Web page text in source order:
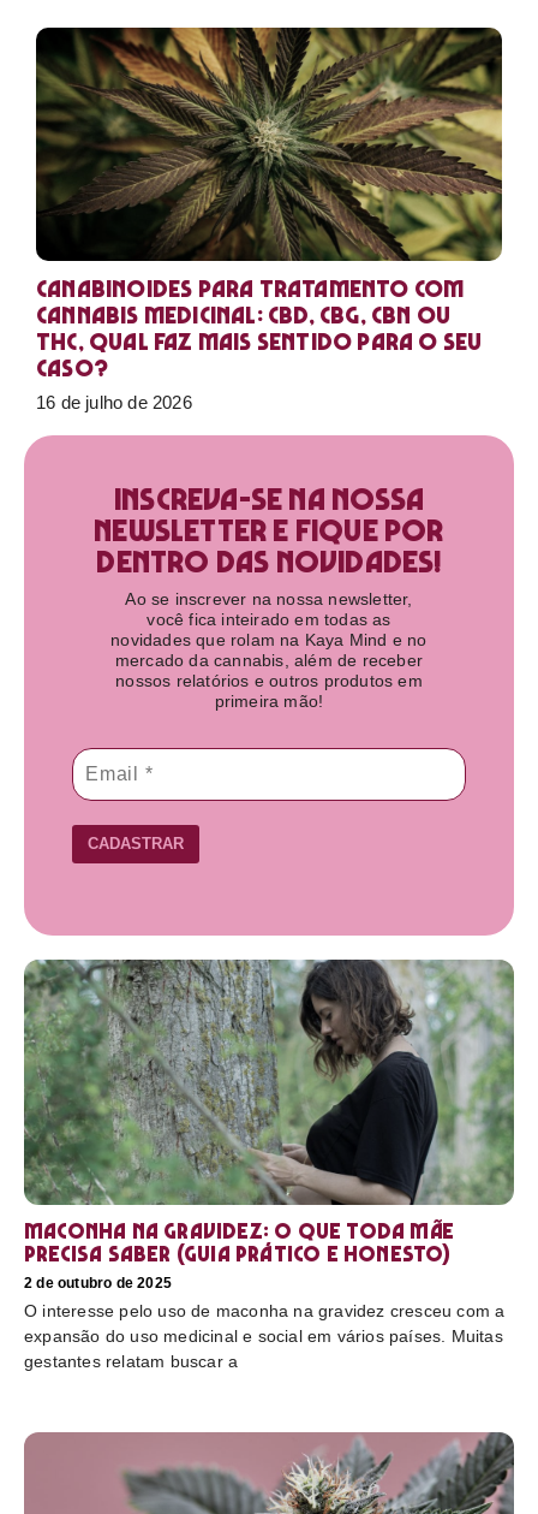
Canabinoides para tratamento com
cannabis medicinal: CBD, CBG, CBN ou
THC, qual faz mais sentido para o seu
caso?
16 de julho de 2026
Inscreva-se na nossa
newsletter e fique por
dentro das novidades!​
Ao se inscrever na nossa newsletter,
você fica inteirado em todas as
novidades que rolam na Kaya Mind e no
mercado da cannabis, além de receber
nossos relatórios e outros produtos em
primeira mão!
CADASTRAR
Maconha na gravidez: o que toda mãe
precisa saber (guia prático e honesto)
2 de outubro de 2025
O interesse pelo uso de maconha na gravidez cresceu com a
expansão do uso medicinal e social em vários países. Muitas
gestantes relatam buscar a